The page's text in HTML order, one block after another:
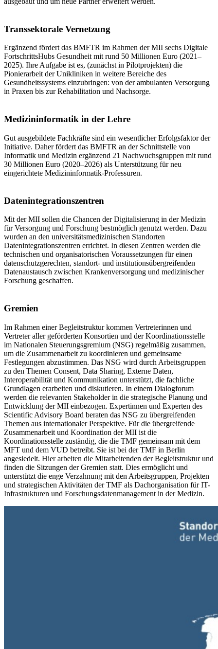
Transsektorale Vernetzung
Ergänzend fördert das BMFTR im Rahmen der MII sechs Digitale
FortschrittsHubs Gesundheit mit rund 50 Millionen Euro (2021–
2025). Ihre Aufgabe ist es, (zunächst in Pilotprojekten) die
Pionierarbeit der Unikliniken in weitere Bereiche des
Gesundheitssystems einzubringen: von der ambulanten Versorgung
in Praxen bis zur Rehabilitation und Nachsorge.
Medizininformatik in der Lehre
Gut ausgebildete Fachkräfte sind ein wesentlicher Erfolgsfaktor der
Initiative. Daher fördert das BMFTR an der Schnittstelle von
Informatik und Medizin ergänzend 21 Nachwuchsgruppen mit rund
30 Millionen Euro (2020–2026) als Unterstützung für neu
eingerichtete Medizininformatik-Professuren.
Datenintegrationszentren
Mit der MII sollen die Chancen der Digitalisierung in der Medizin
für Versorgung und Forschung bestmöglich genutzt werden. Dazu
wurden an den universitätsmedizinischen Standorten
Datenintegrationszentren errichtet. In diesen Zentren werden die
technischen und organisatorischen Voraussetzungen für einen
datenschutzgerechten, standort- und institutionsübergreifenden
Datenaustausch zwischen Krankenversorgung und medizinischer
Forschung geschaffen.
Gremien
Im Rahmen einer Begleitstruktur kommen Vertreterinnen und
Vertreter aller geförderten Konsortien und der Koordinationsstelle
im Nationalen Steuerungsgremium (NSG) regelmäßig zusammen,
um die Zusammenarbeit zu koordinieren und gemeinsame
Festlegungen abzustimmen. Das NSG wird durch Arbeitsgruppen
zu den Themen Consent, Data Sharing, Externe Daten,
Interoperabilität und Kommunikation unterstützt, die fachliche
Grundlagen erarbeiten und diskutieren. In einem Dialogforum
werden die relevanten Stakeholder in die strategische Planung und
Entwicklung der MII einbezogen. Expertinnen und Experten des
Scientific Advisory Board beraten das NSG zu übergreifenden
Themen aus internationaler Perspektive. Für die übergreifende
Zusammenarbeit und Koordination der MII ist die
Koordinationsstelle zuständig, die die TMF gemeinsam mit dem
MFT und dem VUD betreibt. Sie ist bei der TMF in Berlin
angesiedelt. Hier arbeiten die Mitarbeitenden der Begleitstruktur und
finden die Sitzungen der Gremien statt. Dies ermöglicht und
unterstützt die enge Verzahnung mit den Arbeitsgruppen, Projekten
und strategischen Aktivitäten der TMF als Dachorganisation für IT-
Infrastrukturen und Forschungsdatenmanagement in der Medizin.